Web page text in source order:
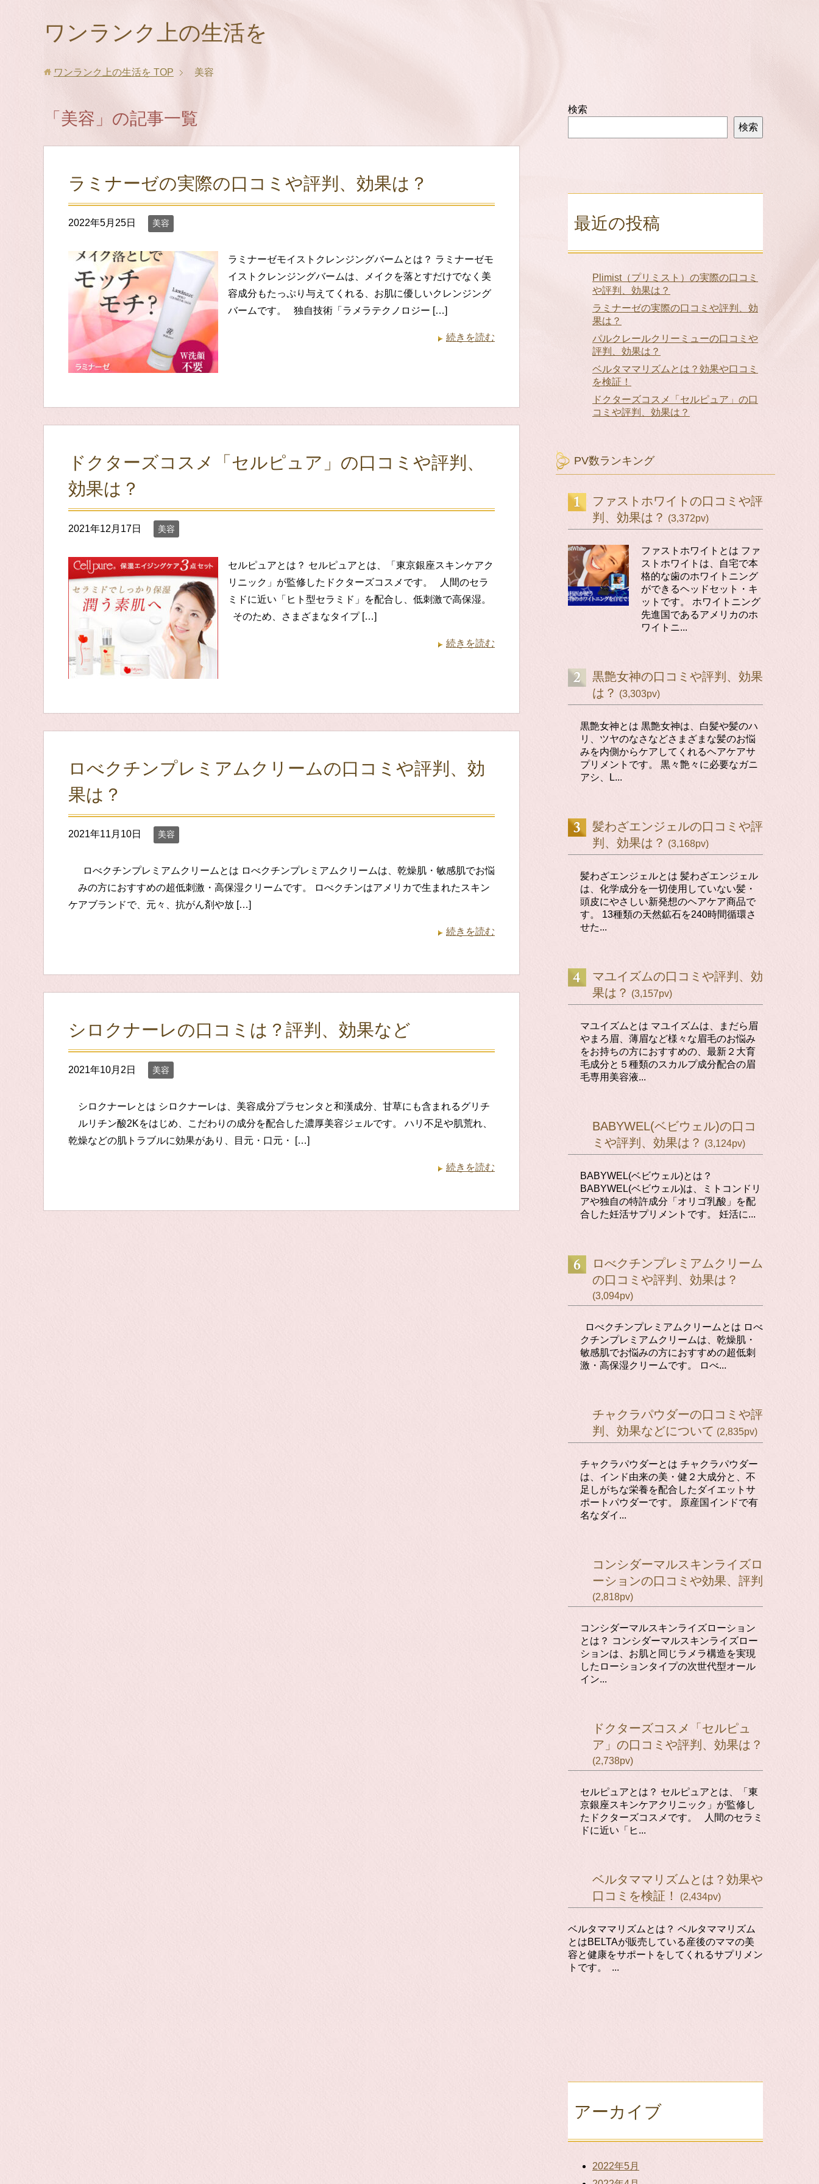
ワンランク上の生活を
ワンランク上の生活を TOP 美容
「美容」の記事一覧
ラミナーゼの実際の口コミや評判、効果は？
2022年5月25日 美容
ラミナーゼモイストクレンジングバームとは？ ラミナーゼモ
イストクレンジングバームは、メイクを落とすだけでなく美
容成分もたっぷり与えてくれる、お肌に優しいクレンジング
バームです。 独自技術「ラメラテクノロジー […]
続きを読む
ドクターズコスメ「セルピュア」の口コミや評判、
効果は？
2021年12月17日 美容
セルピュアとは？ セルピュアとは、「東京銀座スキンケアク
リニック」が監修したドクターズコスメです。 人間のセラ
ミドに近い「ヒト型セラミド」を配合し、低刺激で高保湿。
そのため、さまざまなタイプ […]
続きを読む
ロべクチンプレミアムクリームの口コミや評判、効
果は？
2021年11月10日 美容
ロべクチンプレミアムクリームとは ロべクチンプレミアムクリームは、乾燥肌・敏感肌でお悩
みの方におすすめの超低刺激・高保湿クリームです。 ロべクチンはアメリカで生まれたスキン
ケアブランドで、元々、抗がん剤や放 […]
続きを読む
シロクナーレの口コミは？評判、効果など
2021年10月2日 美容
シロクナーレとは シロクナーレは、美容成分プラセンタと和漢成分、甘草にも含まれるグリチ
ルリチン酸2Kをはじめ、こだわりの成分を配合した濃厚美容ジェルです。 ハリ不足や肌荒れ、
乾燥などの肌トラブルに効果があり、目元・口元・ […]
続きを読む
検索
検索
最近の投稿
Plimist（プリミスト）の実際の口コミ
や評判、効果は？
ラミナーゼの実際の口コミや評判、効
果は？
パルクレールクリーミューの口コミや
評判、効果は？
ベルタママリズムとは？効果や口コミ
を検証！
ドクターズコスメ「セルピュア」の口
コミや評判、効果は？
PV数ランキング
ファストホワイトの口コミや評
判、効果は？ (3,372pv)
ファストホワイトとは ファ
ストホワイトは、自宅で本
格的な歯のホワイトニング
ができるヘッドセット・キ
ットです。 ホワイトニング
先進国であるアメリカのホ
ワイトニ...
黒艶女神の口コミや評判、効果
は？ (3,303pv)
黒艶女神とは 黒艶女神は、白髪や髪のハ
リ、ツヤのなさなどさまざまな髪のお悩
みを内側からケアしてくれるヘアケアサ
プリメントです。 黒々艶々に必要なガニ
アシ、L...
髪わざエンジェルの口コミや評
判、効果は？ (3,168pv)
髪わざエンジェルとは 髪わざエンジェル
は、化学成分を一切使用していない髪・
頭皮にやさしい新発想のヘアケア商品で
す。 13種類の天然鉱石を240時間循環さ
せた...
マユイズムの口コミや評判、効
果は？ (3,157pv)
マユイズムとは マユイズムは、まだら眉
やまろ眉、薄眉など様々な眉毛のお悩み
をお持ちの方におすすめの、最新２大育
毛成分と５種類のスカルプ成分配合の眉
毛専用美容液...
BABYWEL(ベビウェル)の口コ
ミや評判、効果は？ (3,124pv)
BABYWEL(ベビウェル)とは？
BABYWEL(ベビウェル)は、ミトコンドリ
アや独自の特許成分「オリゴ乳酸」を配
合した妊活サプリメントです。 妊活に...
ロべクチンプレミアムクリーム
の口コミや評判、効果は？
(3,094pv)
ロべクチンプレミアムクリームとは ロべ
クチンプレミアムクリームは、乾燥肌・
敏感肌でお悩みの方におすすめの超低刺
激・高保湿クリームです。 ロべ...
チャクラパウダーの口コミや評
判、効果などについて (2,835pv)
チャクラパウダーとは チャクラパウダー
は、インド由来の美・健２大成分と、不
足しがちな栄養を配合したダイエットサ
ポートパウダーです。 原産国インドで有
名なダイ...
コンシダーマルスキンライズロ
ーションの口コミや効果、評判
(2,818pv)
コンシダーマルスキンライズローション
とは？ コンシダーマルスキンライズロー
ションは、お肌と同じラメラ構造を実現
したローションタイプの次世代型オール
イン...
ドクターズコスメ「セルピュ
ア」の口コミや評判、効果は？
(2,738pv)
セルピュアとは？ セルピュアとは、「東
京銀座スキンケアクリニック」が監修し
たドクターズコスメです。 人間のセラミ
ドに近い「ヒ...
ベルタママリズムとは？効果や
口コミを検証！
(2,434pv)
ベルタママリズムとは？ ベルタママリズム
とはBELTAが販売している産後のママの美
容と健康をサポートをしてくれるサプリメン
トです。 ...
アーカイブ
2022年5月